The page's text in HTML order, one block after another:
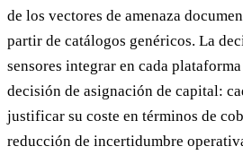
de los vectores de amenaza
partir de catálogos genéricos. La
sensores integrar en cada
decisión de asignación de capital:
justificar su coste en términos de
reducción de incertidumbre